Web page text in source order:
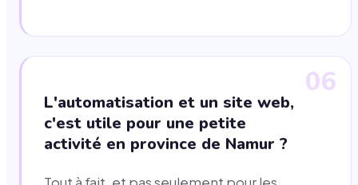
06
L'automatisation et un site web,
c'est utile pour une petite
activité en province de Namur ?